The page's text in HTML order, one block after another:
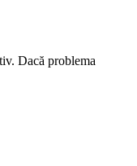
Dacă problema